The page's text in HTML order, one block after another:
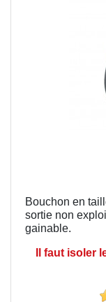
Bouchon en
sortie non
gainable.
Il faut isoler